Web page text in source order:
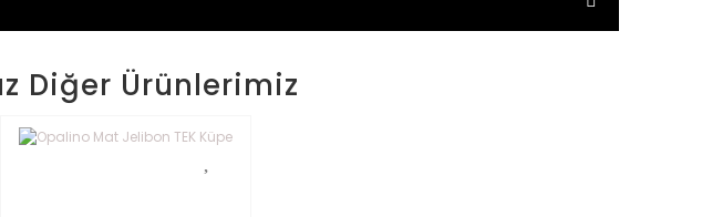
Diğer Ürünlerimiz